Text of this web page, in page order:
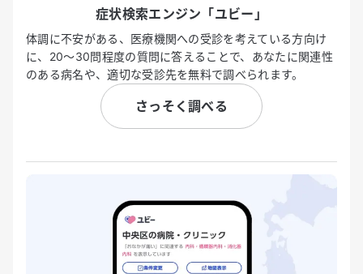
症状検索エンジン「ユビー」
体調に不安がある、医療機関への受診を考えている方向け
に、20〜30問程度の質問に答えることで、あなたに関連性
のある病名や、適切な受診先を無料で調べられます。
さっそく調べる